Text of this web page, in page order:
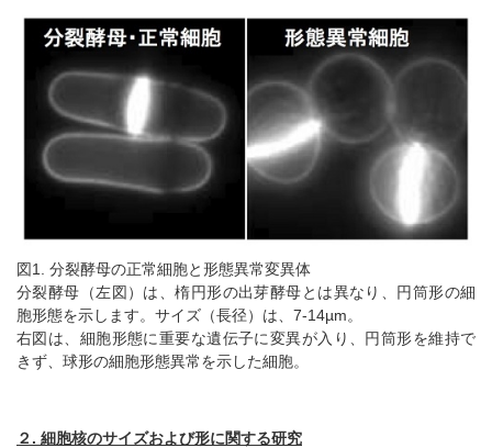
図1. 分裂酵母の正常細胞と形態異常変異体
分裂酵母（左図）は、楕円形の出芽酵母とは異なり、円筒形の細
胞形態を示します。サイズ（長径）は、7-14µm。
右図は、細胞形態に重要な遺伝子に変異が入り、円筒形を維持で
きず、球形の細胞形態異常を示した細胞。
２. 細胞核のサイズおよび形に関する研究